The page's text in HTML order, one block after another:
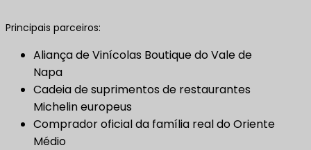
Principais parceiros:
Aliança de Vinícolas Boutique do Vale de
Napa
Cadeia de suprimentos de restaurantes
Michelin europeus
Comprador oficial da família real do Oriente
Médio